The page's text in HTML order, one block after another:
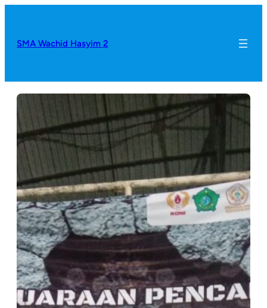
SMA Wachid Hasyim 2